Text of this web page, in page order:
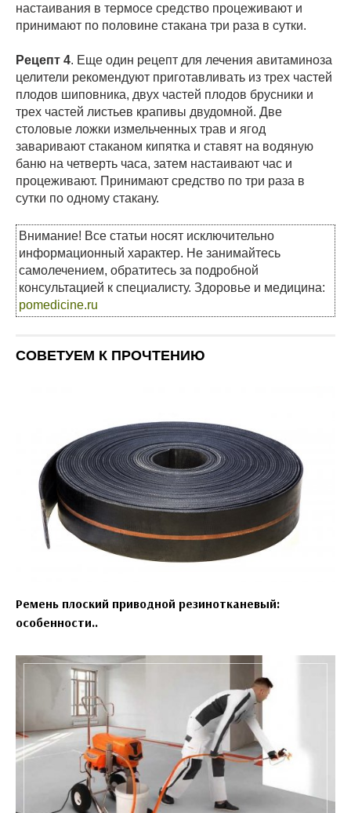
настаивания в термосе средство процеживают и
принимают по половине стакана три раза в сутки.
Рецепт 4. Еще один рецепт для лечения авитаминоза
целители рекомендуют приготавливать из трех частей
плодов шиповника, двух частей плодов брусники и
трех частей листьев крапивы двудомной. Две
столовые ложки измельченных трав и ягод
заваривают стаканом кипятка и ставят на водяную
баню на четверть часа, затем настаивают час и
процеживают. Принимают средство по три раза в
сутки по одному стакану.
Внимание! Все статьи носят исключительно
информационный характер. Не занимайтесь
самолечением, обратитесь за подробной
консультацией к специалисту. Здоровье и медицина:
pomedicine.ru
СОВЕТУЕМ К ПРОЧТЕНИЮ
Ремень плоский приводной резинотканевый:
особенности..